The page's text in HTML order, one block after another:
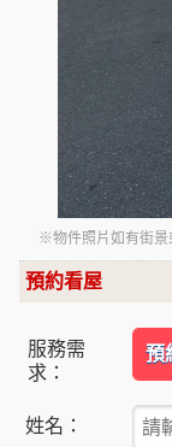
※物件照片如有街景
預約看屋
服務需
求：
預
姓名：